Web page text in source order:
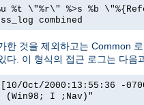
%t \"%r\" %>s %b
combined
한 것을 제외하고는 Common
다. 이 형식의 접근 로그는 다음
Oct/2000:13:55:36 -
I ;Nav)"